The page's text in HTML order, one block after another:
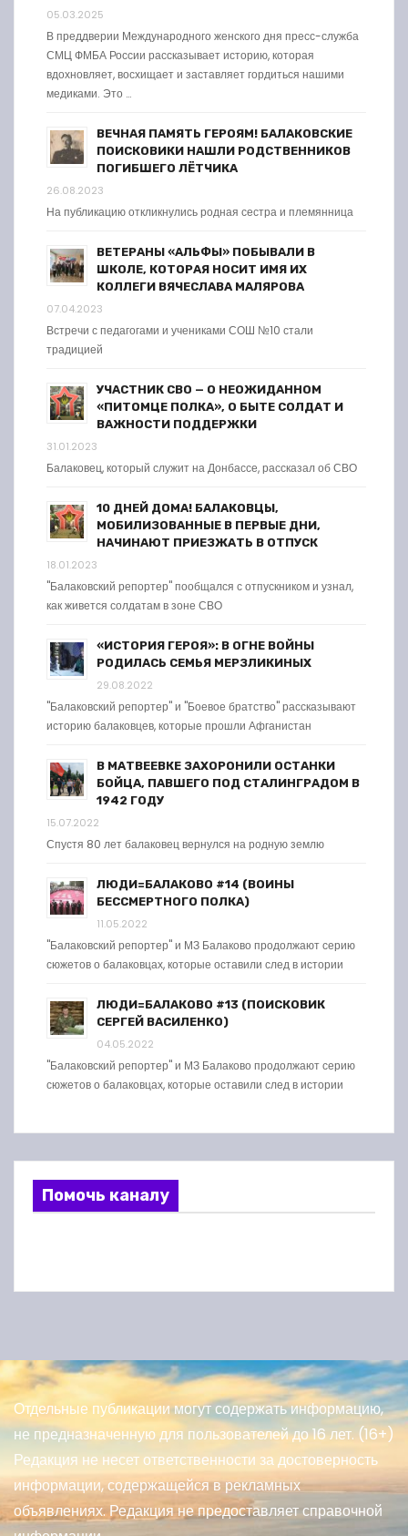
05.03.2025
В преддверии Международного женского дня пресс-служба
СМЦ ФМБА России рассказывает историю, которая
вдохновляет, восхищает и заставляет гордиться нашими
медиками. Это …
ВЕЧНАЯ ПАМЯТЬ ГЕРОЯМ! БАЛАКОВСКИЕ
ПОИСКОВИКИ НАШЛИ РОДСТВЕННИКОВ
ПОГИБШЕГО ЛЁТЧИКА
26.08.2023
На публикацию откликнулись родная сестра и племянница
ВЕТЕРАНЫ «АЛЬФЫ» ПОБЫВАЛИ В
ШКОЛЕ, КОТОРАЯ НОСИТ ИМЯ ИХ
КОЛЛЕГИ ВЯЧЕСЛАВА МАЛЯРОВА
07.04.2023
Встречи с педагогами и учениками СОШ №10 стали
традицией
УЧАСТНИК СВО — О НЕОЖИДАННОМ
«ПИТОМЦЕ ПОЛКА», О БЫТЕ СОЛДАТ И
ВАЖНОСТИ ПОДДЕРЖКИ
31.01.2023
Балаковец, который служит на Донбассе, рассказал об СВО
10 ДНЕЙ ДОМА! БАЛАКОВЦЫ,
МОБИЛИЗОВАННЫЕ В ПЕРВЫЕ ДНИ,
НАЧИНАЮТ ПРИЕЗЖАТЬ В ОТПУСК
18.01.2023
"Балаковский репортер" пообщался с отпускником и узнал,
как живется солдатам в зоне СВО
«ИСТОРИЯ ГЕРОЯ»: В ОГНЕ ВОЙНЫ
РОДИЛАСЬ СЕМЬЯ МЕРЗЛИКИНЫХ
29.08.2022
"Балаковский репортер" и "Боевое братство" рассказывают
историю балаковцев, которые прошли Афганистан
В МАТВЕЕВКЕ ЗАХОРОНИЛИ ОСТАНКИ
БОЙЦА, ПАВШЕГО ПОД СТАЛИНГРАДОМ В
1942 ГОДУ
15.07.2022
Спустя 80 лет балаковец вернулся на родную землю
ЛЮДИ=БАЛАКОВО #14 (ВОИНЫ
БЕССМЕРТНОГО ПОЛКА)
11.05.2022
"Балаковский репортер" и МЗ Балаково продолжают серию
сюжетов о балаковцах, которые оставили след в истории
ЛЮДИ=БАЛАКОВО #13 (ПОИСКОВИК
СЕРГЕЙ ВАСИЛЕНКО)
04.05.2022
"Балаковский репортер" и МЗ Балаково продолжают серию
сюжетов о балаковцах, которые оставили след в истории
Помочь каналу
Отдельные публикации могут содержать информацию,
не предназначенную для пользователей до 16 лет. (16+)
Редакция не несет ответственности за достоверность
информации, содержащейся в рекламных
объявлениях. Редакция не предоставляет справочной